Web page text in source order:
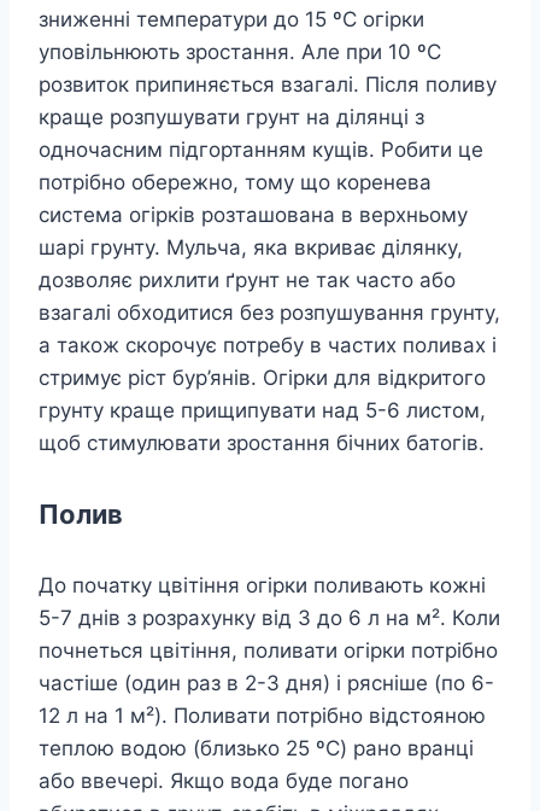
зниженні температури до 15 ºC огірки
уповільнюють зростання. Але при 10 ºC
розвиток припиняється взагалі. Після поливу
краще розпушувати грунт на ділянці з
одночасним підгортанням кущів. Робити це
потрібно обережно, тому що коренева
система огірків розташована в верхньому
шарі грунту. Мульча, яка вкриває ділянку,
дозволяє рихлити ґрунт не так часто або
взагалі обходитися без розпушування грунту,
а також скорочує потребу в частих поливах і
стримує ріст бур’янів. Огірки для відкритого
грунту краще прищипувати над 5-6 листом,
щоб стимулювати зростання бічних батогів.
Полив
До початку цвітіння огірки поливають кожні
5-7 днів з розрахунку від 3 до 6 л на м². Коли
почнеться цвітіння, поливати огірки потрібно
частіше (один раз в 2-3 дня) і рясніше (по 6-
12 л на 1 м²). Поливати потрібно відстояною
теплою водою (близько 25 ºC) рано вранці
або ввечері. Якщо вода буде погано